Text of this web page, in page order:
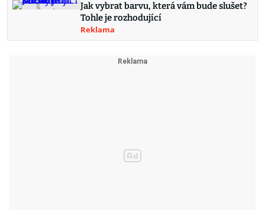
Jak vybrat barvu, která vám bude slušet?
Tohle je rozhodující
Reklama